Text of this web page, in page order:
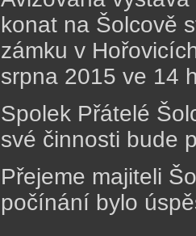
konat na Šolcově
zámku v
srpna 2015 ve 14
Spolek Přátelé
své činnosti bude
Přejeme majiteli
počínání bylo